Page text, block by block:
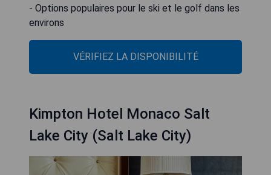
- Options populaires pour le ski et le golf dans les
environs
VÉRIFIEZ LA DISPONIBILITÉ
Kimpton Hotel Monaco Salt
Lake City (Salt Lake City)